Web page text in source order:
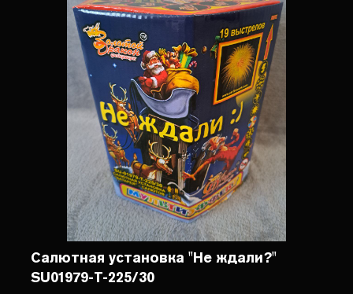
Салютная установка "Не ждали?"
SU01979-T-225/30